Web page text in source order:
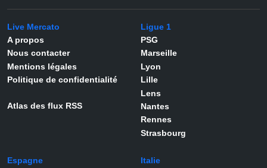
Live Mercato
A propos
Nous contacter
Mentions légales
Politique de confidentialité
Atlas des flux RSS
Ligue 1
PSG
Marseille
Lyon
Lille
Lens
Nantes
Rennes
Strasbourg
Espagne
Italie